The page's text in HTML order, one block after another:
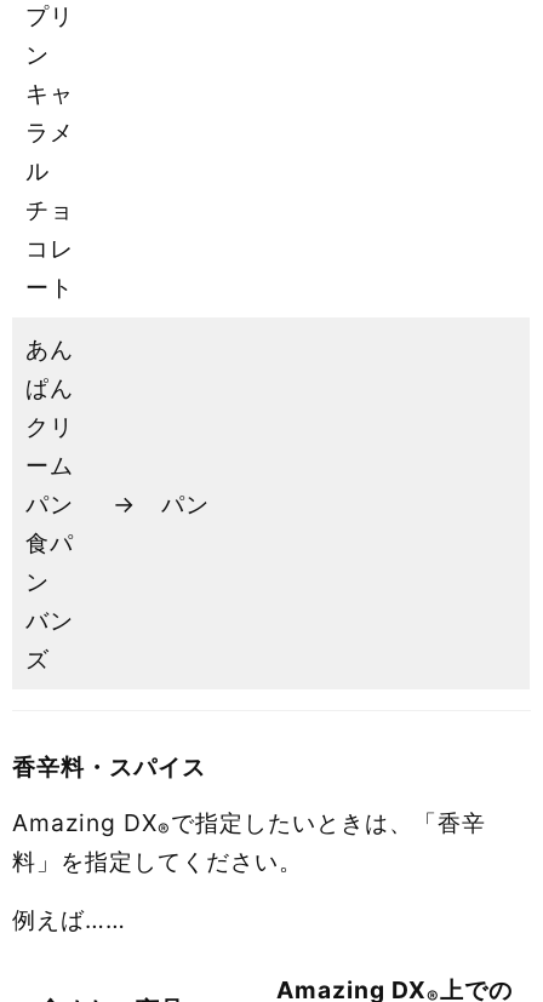
プリ
ン
キャ
ラメ
ル
チョ
コレ
ート
あん
ぱん
クリ
ーム
パン
食パ
ン
バン
ズ
→ パン
香辛料・スパイス
Amazing DX®で指定したいときは、「香辛
料」を指定してください。
例えば……
Amazing DX®上での